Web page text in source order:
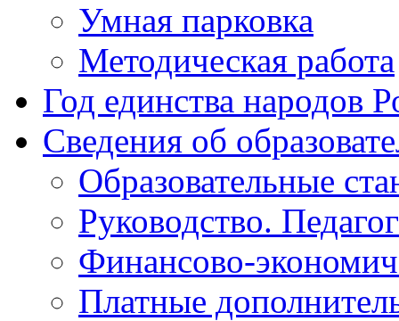
Умная парковка
Методическая работа
Год единства народов
Сведения об
Образовательные
Руководство.
Финансово-
Платные